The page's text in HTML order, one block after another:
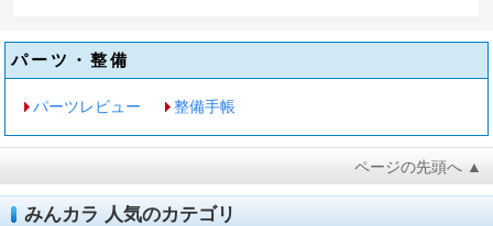
パーツ・整備
パーツレビュー 整備手帳
ページの先頭へ ▲
みんカラ 人気のカテゴリ